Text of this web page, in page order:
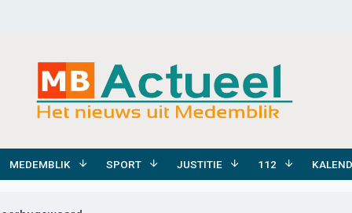
MEDEMBLIK SPORT JUSTITIE 112